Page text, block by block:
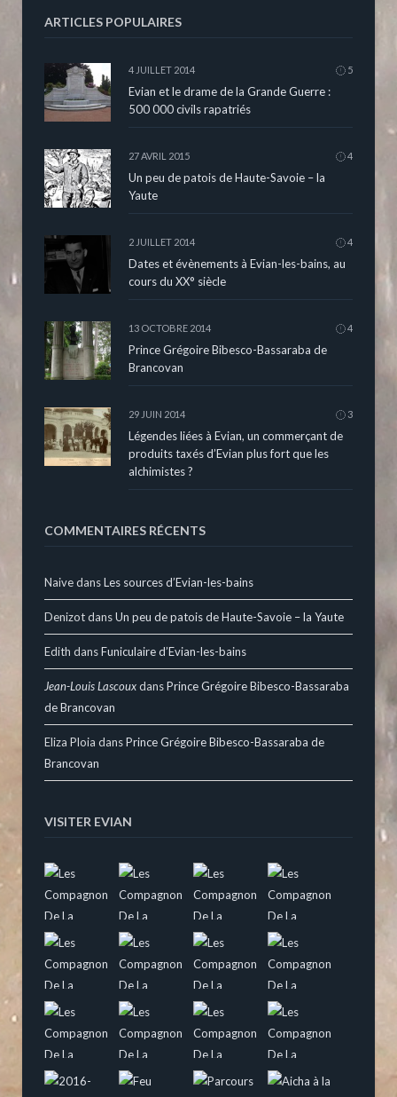
ARTICLES POPULAIRES
4 JUILLET 2014 5
Evian et le drame de la Grande Guerre :
500 000 civils rapatriés
27 AVRIL 2015 4
Un peu de patois de Haute-Savoie – la
Yaute
2 JUILLET 2014 4
Dates et évènements à Evian-les-bains, au
cours du XX° siècle
13 OCTOBRE 2014 4
Prince Grégoire Bibesco-Bassaraba de
Brancovan
29 JUIN 2014 3
Légendes liées à Evian, un commerçant de
produits taxés d’Evian plus fort que les
alchimistes ?
COMMENTAIRES RÉCENTS
NaivedansLes sources d’Evian-les-bains
DenizotdansUn peu de patois de Haute-Savoie – la Yaute
Edith dansFuniculaire d’Evian-les-bains
Jean-Louis LascouxdansPrince Grégoire Bibesco-Bassaraba
de Brancovan
Eliza Ploia dansPrince Grégoire Bibesco-Bassaraba de
Brancovan
VISITER EVIAN